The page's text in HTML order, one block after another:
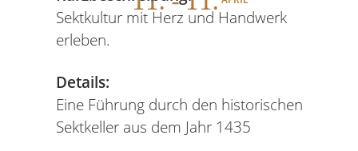
Sektkultur mit Herz und Handwerk
erleben.
Details:
‍Eine Führung durch den historischen
Sektkeller aus dem Jahr 1435